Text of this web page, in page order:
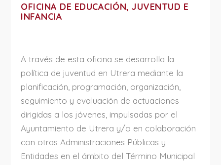
OFICINA DE EDUCACIÓN, JUVENTUD E
INFANCIA
A través de esta oficina se desarrolla la
política de juventud en Utrera mediante la
planificación, programación, organización,
seguimiento y evaluación de actuaciones
dirigidas a los jóvenes, impulsadas por el
Ayuntamiento de Utrera y/o en colaboración
con otras Administraciones Públicas y
Entidades en el ámbito del Término Municipal